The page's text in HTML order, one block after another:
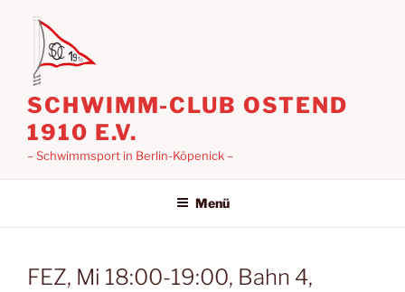
springen
SCHWIMM-CLUB OSTEND
1910 E.V.
– Schwimmsport in Berlin-Köpenick –
Menü
FEZ, Mi 18:00-19:00, Bahn 4,